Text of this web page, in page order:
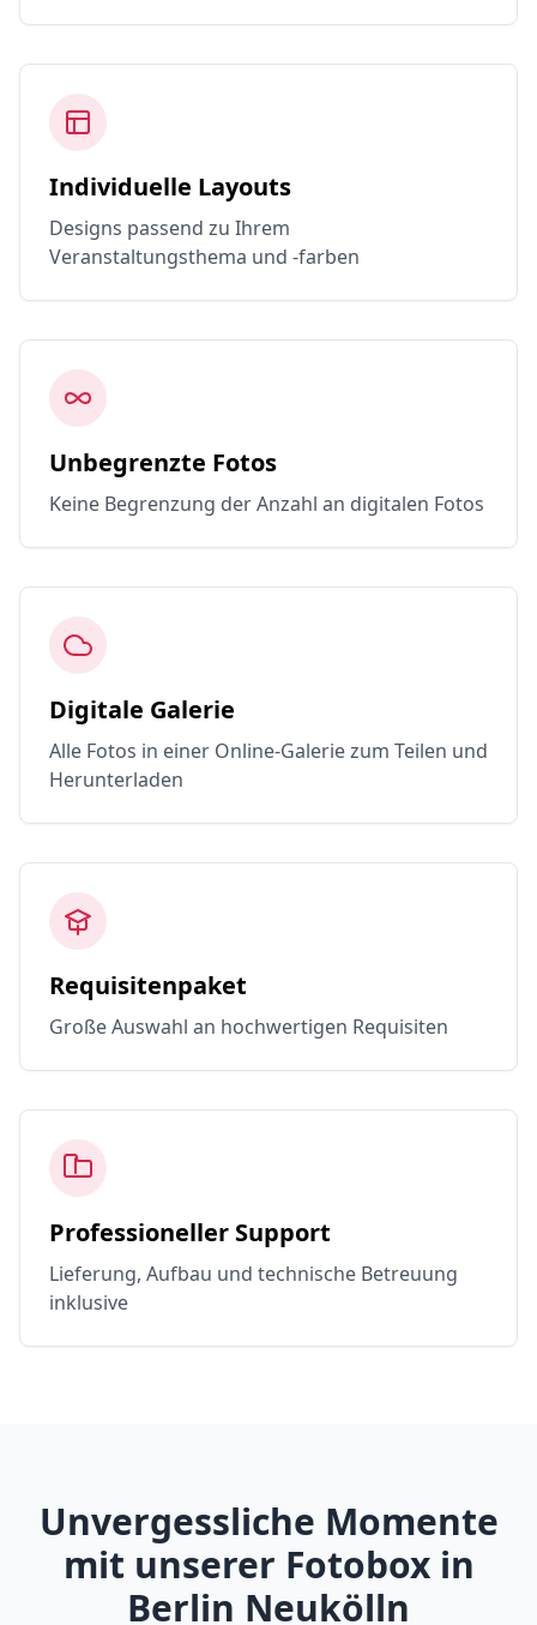
Individuelle Layouts
Designs passend zu Ihrem
Veranstaltungsthema und -farben
Unbegrenzte Fotos
Keine Begrenzung der Anzahl an digitalen Fotos
Digitale Galerie
Alle Fotos in einer Online-Galerie zum Teilen und
Herunterladen
Requisitenpaket
Große Auswahl an hochwertigen Requisiten
Professioneller Support
Lieferung, Aufbau und technische Betreuung
inklusive
Unvergessliche Momente
mit unserer Fotobox in
Berlin Neukölln